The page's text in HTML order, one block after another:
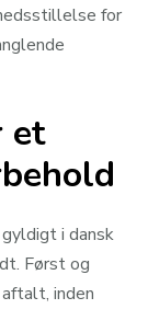
for
et
i dansk
Først og
inden